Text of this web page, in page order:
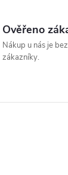
Ověřeno
Nákup u nás je
zákazníky.